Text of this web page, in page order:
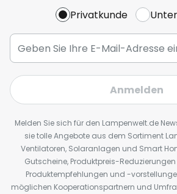
Privatkunde
Anmelden
Melden Sie sich für den Lampenwelt.de
sie tolle Angebote aus dem Sortiment
Ventilatoren, Solaranlagen und Smart
Gutscheine, Produktpreis-
Produktempfehlungen und -
möglichen Kooperationspartnern und